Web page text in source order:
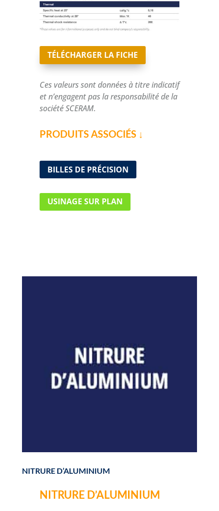
TÉLÉCHARGER LA FICHE
Ces valeurs sont données à titre indicatif
et n’engagent pas la responsabilité de la
société SCERAM.
PRODUITS ASSOCIÉS ↓
BILLES DE PRÉCISION
USINAGE SUR PLAN
NITRURE D’ALUMINIUM
NITRURE D’ALUMINIUM